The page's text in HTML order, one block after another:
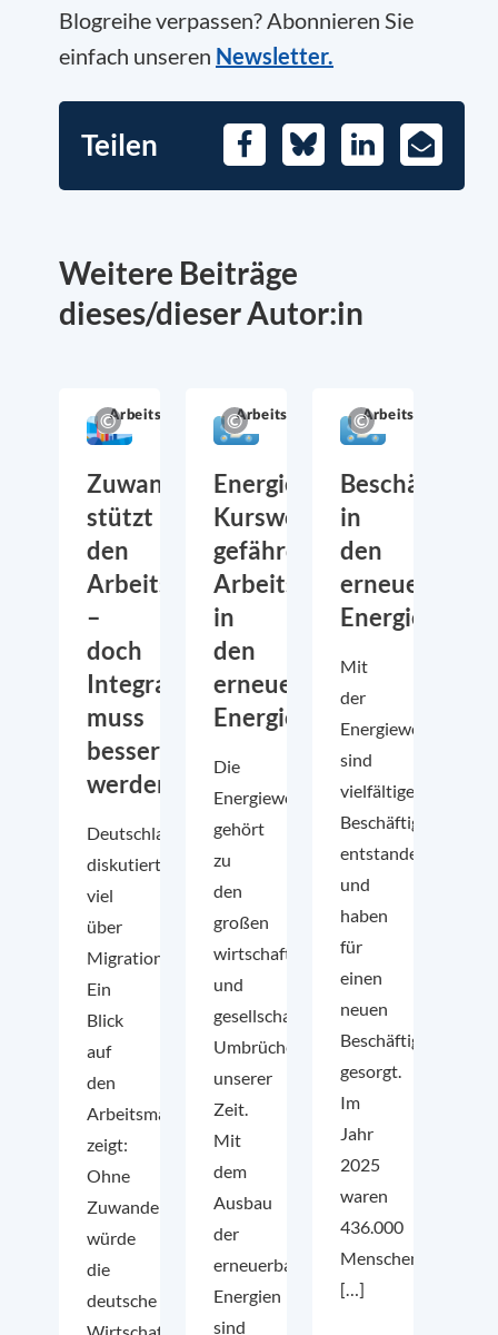
Blogreihe verpassen? Abonnieren Sie
einfach unseren Newsletter.
Teilen FacebookBlueskyLinkedIn
E-
Mail
Weitere Beiträge
dieses/dieser Autor:in
Arbeitsmarkt
Zuwanderung
stützt
den
Arbeitsmarkt
–
doch
Integration
muss
besser
werden
Deutschland
diskutiert
viel
über
Migration.
Ein
Blick
auf
den
Arbeitsmarkt
zeigt:
Ohne
Zuwanderung
würde
die
deutsche
Arbeitsmarkt
Energiepolitischer
Kurswechsel
gefährdet
Arbeitsplätze
in
den
erneuerbaren
Energien
Die
Energiewende
gehört
zu
den
großen
wirtschaftlichen
und
gesellschaftlichen
Umbrüchen
unserer
Zeit.
Mit
dem
Ausbau
der
erneuerbaren
Energien
sind
Arbeitsmarkt
in
den
erneuerbaren
Energien
Mit
der
Energiewende
sind
vielfältige
entstanden
und
haben
für
einen
neuen
gesorgt.
Im
Jahr
2025
waren
436.000
Menschen
[…]